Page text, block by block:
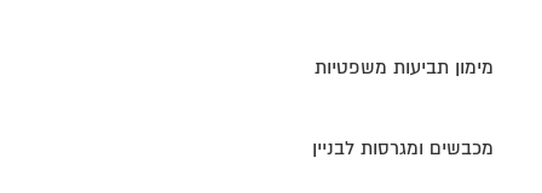
מימון תביעות משפטיות
מכבשים ומגרסות לבניין